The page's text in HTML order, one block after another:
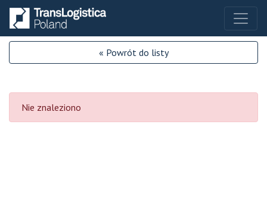
« Powrót do listy
Nie znaleziono